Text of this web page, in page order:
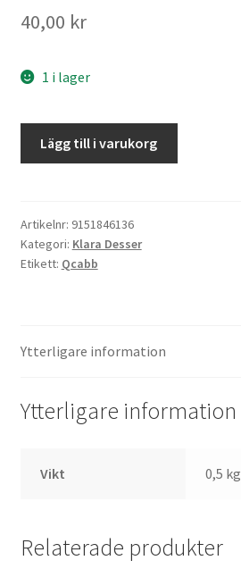
40,00 kr
1 i lager
Lägg till i varukorg
Artikelnr: 9151846136
Kategori: Klara Desser
Etikett: Qcabb
Ytterligare information
Ytterligare information
Vikt 0,5 kg
Relaterade produkter